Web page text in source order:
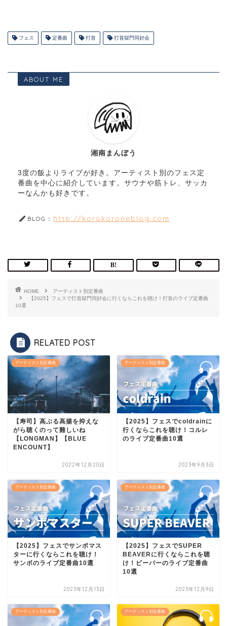
フェス 定番曲 打首 打首獄門同好会
ABOUT ME
湘南まんぼう
3度の飯よりライブが好き。アーティスト別のフェス定
番曲を中心に紹介しています。サウナや筋トレ、サッカ
ーなんかも好きです。
BLOG： http://korokoroneblog.com
HOME
アーティスト別定番曲
【2025】フェスで打首獄門同好会に行くならこれを聴け！打首のライブ定番曲
10選
RELATED POST
アーティスト別定番曲
【寿司】高ぶる高揚を抑えな
がら聴くのって難しいね
【LONGMAN】【BLUE
ENCOUNT】
2022年12月20日
アーティスト別定番曲
【2025】フェスでcoldrainに
行くならこれを聴け！コルレ
のライブ定番曲10選
2023年9月3日
アーティスト別定番曲
【2025】フェスでサンボマス
ターに行くならこれを聴け！
サンボのライブ定番曲10選
2023年12月13日
アーティスト別定番曲
【2025】フェスでSUPER
BEAVERに行くならこれを聴
け！ビーバーのライブ定番曲
10選
2023年12月9日
アーティスト別定番曲 アーティスト別定番曲